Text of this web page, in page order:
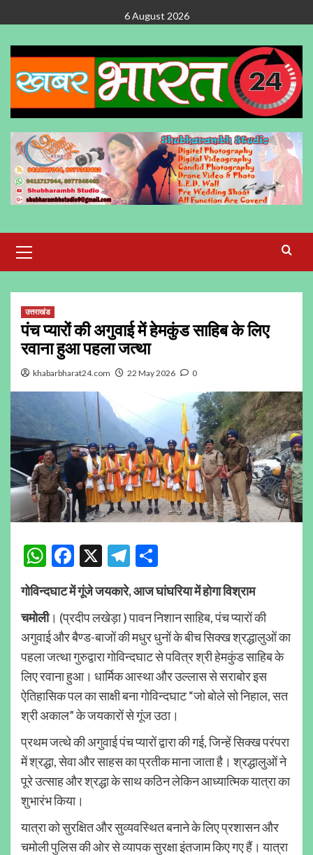
to
content
6 August 2026
Menu
उत्तराखंड
पंच प्यारों की अगुवाई में हेमकुंड साहिब के लिए
रवाना हुआ पहला जत्था
khabarbharat24.com 22 May 2026 0
WhatsApp
Facebook
X Telegram
गोविन्दघाट में गूंजे जयकारे, आज घांघरिया में होगा विश्राम
चमोली। (प्रदीप लखेड़ा ) पावन निशान साहिब, पंच प्यारों की
अगुवाई और बैण्ड-बाजों की मधुर धुनों के बीच सिक्ख श्रद्धालुओं का
पहला जत्था गुरुद्वारा गोविन्दघाट से पवित्र श्री हेमकुंड साहिब के
लिए रवाना हुआ। धार्मिक आस्था और उल्लास से सराबोर इस
ऐतिहासिक पल का साक्षी बना गोविन्दघाट “जो बोले सो निहाल, सत
श्री अकाल” के जयकारों से गूंज उठा।
प्रथम जत्थे की अगुवाई पंच प्यारों द्वारा की गई, जिन्हें सिक्ख परंपरा
में श्रद्धा, सेवा और साहस का प्रतीक माना जाता है। श्रद्धालुओं ने
पूरे उत्साह और श्रद्धा के साथ कठिन लेकिन आध्यात्मिक यात्रा का
शुभारंभ किया।
यात्रा को सुरक्षित और सुव्यवस्थित बनाने के लिए प्रशासन और
चमोली पुलिस की ओर से व्यापक सुरक्षा इंतजाम किए गए हैं। यात्रा